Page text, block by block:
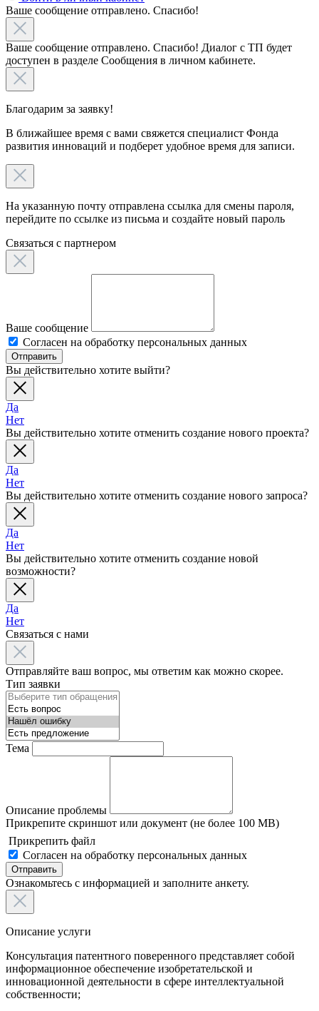
Ваше сообщение отправлено. Спасибо!
Ваше сообщение отправлено. Спасибо! Диалог с ТП будет
доступен в разделе Сообщения в личном кабинете.
Благодарим за заявку!
В ближайшее время с вами свяжется специалист Фонда
развития инноваций и подберет удобное время для записи.
На указанную почту отправлена ссылка для смены пароля,
перейдите по ссылке из письма и создайте новый пароль
Связаться c партнером
Ваше сообщение
Согласен на обработку персональных данных
Отправить
Вы действительно хотите выйти?
Да
Нет
Вы действительно хотите отменить создание нового проекта?
Да
Нет
Вы действительно хотите отменить создание нового запроса?
Да
Нет
Вы действительно хотите отменить создание новой
возможности?
Да
Нет
Связаться с нами
Отправляйте ваш вопрос, мы ответим как можно скорее.
Тип заявки
Тема
Описание проблемы
Прикрепите скриншот или документ (не более 100 MB)
Прикрепить файл
Согласен на обработку персональных данных
Отправить
Ознакомьтесь с информацией и заполните анкету.
Описание услуги
Консультация патентного поверенного представляет собой
информационное обеспечение изобретательской и
инновационной деятельности в сфере интеллектуальной
собственности;